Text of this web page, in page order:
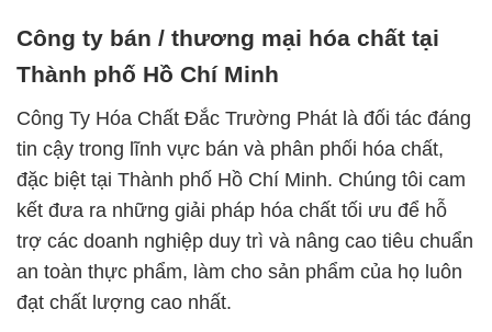
Công ty bán / thương mại hóa chất tại
Thành phố Hồ Chí Minh
Công Ty Hóa Chất Đắc Trường Phát là đối tác đáng
tin cậy trong lĩnh vực bán và phân phối hóa chất,
đặc biệt tại Thành phố Hồ Chí Minh. Chúng tôi cam
kết đưa ra những giải pháp hóa chất tối ưu để hỗ
trợ các doanh nghiệp duy trì và nâng cao tiêu chuẩn
an toàn thực phẩm, làm cho sản phẩm của họ luôn
đạt chất lượng cao nhất.